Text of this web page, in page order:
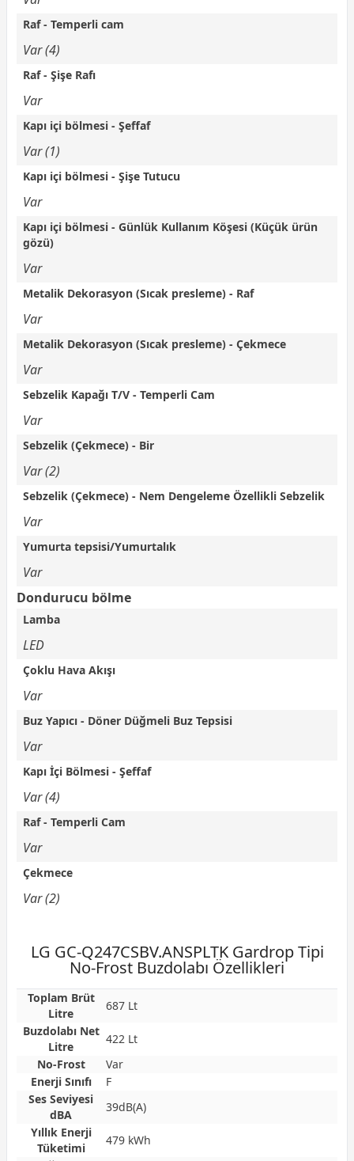
Raf - Temperli cam
Var (4)
Raf - Şişe Rafı
Var
Kapı içi bölmesi - Şeffaf
Var (1)
Kapı içi bölmesi - Şişe Tutucu
Var
Kapı içi bölmesi - Günlük Kullanım Köşesi (Küçük ürün
gözü)
Var
Metalik Dekorasyon (Sıcak presleme) - Raf
Var
Metalik Dekorasyon (Sıcak presleme) - Çekmece
Var
Sebzelik Kapağı T/V - Temperli Cam
Var
Sebzelik (Çekmece) - Bir
Var (2)
Sebzelik (Çekmece) - Nem Dengeleme Özellikli Sebzelik
Var
Yumurta tepsisi/Yumurtalık
Var
Dondurucu bölme
Lamba
LED
Çoklu Hava Akışı
Var
Buz Yapıcı - Döner Düğmeli Buz Tepsisi
Var
Kapı İçi Bölmesi - Şeffaf
Var (4)
Raf - Temperli Cam
Var
Çekmece
Var (2)
LG GC-Q247CSBV.ANSPLTK Gardrop Tipi
No-Frost Buzdolabı Özellikleri
Toplam Brüt
Litre
687 Lt
Buzdolabı Net
Litre
422 Lt
No-Frost
Var
Enerji Sınıfı
F
Ses Seviyesi
dBA
39dB(A)
Yıllık Enerji
Tüketimi
479 kWh